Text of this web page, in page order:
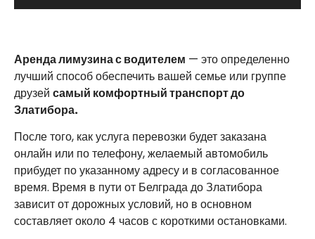
Аренда лимузина с водителем — это определенно
лучший способ обеспечить вашей семье или группе
друзей самый комфортный транспорт до
Златибора.
После того, как услуга перевозки будет заказана
онлайн или по телефону, желаемый автомобиль
прибудет по указанному адресу и в согласованное
время. Время в пути от Белграда до Златибора
зависит от дорожных условий, но в основном
составляет около 4 часов с короткими остановками.